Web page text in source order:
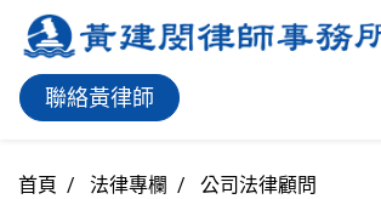
聯絡黃律師
首頁 法律專欄
公司法律顧問